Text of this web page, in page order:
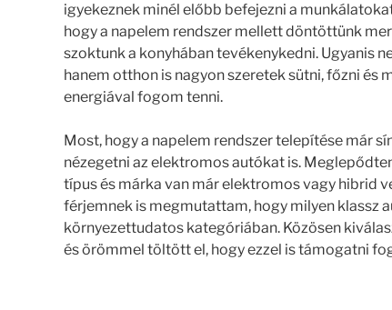
igyekeznek minél előbb befejezni a
hogy a napelem rendszer mellett döntöttünk
szoktunk a konyhában tevékenykedni. Ugyanis
hanem otthon is nagyon szeretek sütni, főzni és
energiával fogom tenni.
Most, hogy a napelem rendszer telepítése már
nézegetni az elektromos autókat is.
típus és márka van már elektromos vagy hibrid
férjemnek is megmutattam, hogy milyen klassz
környezettudatos kategóriában. Közösen
és örömmel töltött el, hogy ezzel is támogatni